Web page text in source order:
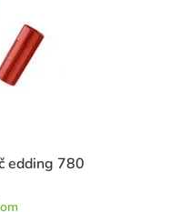
edding 780